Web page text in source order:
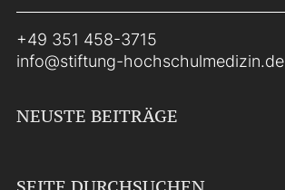
+49 351 458-3715
info@stiftung-hochschulmedizin.de
NEUSTE BEITRÄGE